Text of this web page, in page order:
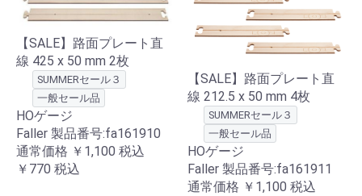
【SALE】路面プレート直
線 425 x 50 mm 2枚
SUMMERセール３
一般セール品
HOゲージ
Faller 製品番号:fa161910
通常価格 ￥1,100 税込
￥770 税込
【SALE】路面プレート直
線 212.5 x 50 mm 4枚
SUMMERセール３
一般セール品
HOゲージ
Faller 製品番号:fa161911
通常価格 ￥1,100 税込